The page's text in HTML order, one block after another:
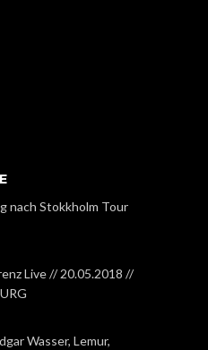
nach Stokkholm Tour
Live // 20.05.2018 //
Wasser, Lemur,